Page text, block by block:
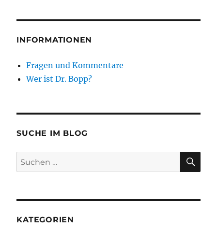
INFORMATIONEN
Fragen und Kommentare
Wer ist Dr. Bopp?
SUCHE IM BLOG
Suchen
nach:
KATEGORIEN